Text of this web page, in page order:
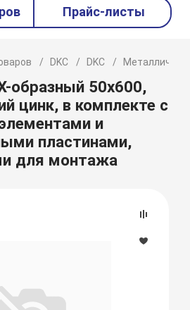
Прайс-листы
DKC DKC
образный 50х600,
цинк, в комплекте с
и
пластинами,
для монтажа